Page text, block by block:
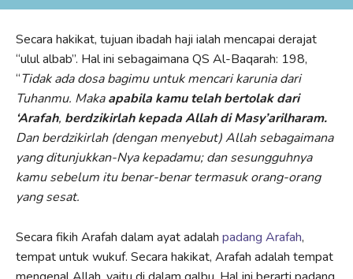
Secara hakikat, tujuan ibadah haji ialah mencapai derajat
“ulul albab”. Hal ini sebagaimana QS Al-Baqarah: 198,
“Tidak ada dosa bagimu untuk mencari karunia dari
Tuhanmu. Makaapabila kamu telah bertolak dari
‘Arafah, berdzikirlah kepada Allah di Masy’arilharam.
Dan berdzikirlah (dengan menyebut) Allah sebagaimana
yang ditunjukkan-Nya kepadamu; dan sesungguhnya
kamu sebelum itu benar-benar termasuk orang-orang
yang sesat.
Secara fikih Arafah dalam ayat adalah padang Arafah,
tempat untuk wukuf. Secara hakikat, Arafah adalah tempat